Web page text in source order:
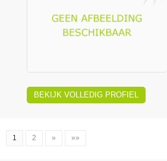
BEKIJK VOLLEDIG PROFIEL
1 2 » »»